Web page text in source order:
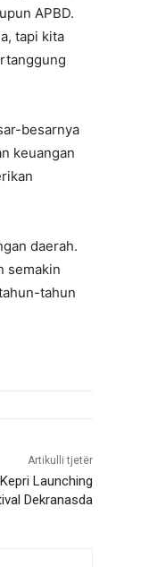
APBD.
tapi kita
besarnya
keuangan
daerah.
semakin
tahun
Artikulli tjetër
Launching
Dekranasda